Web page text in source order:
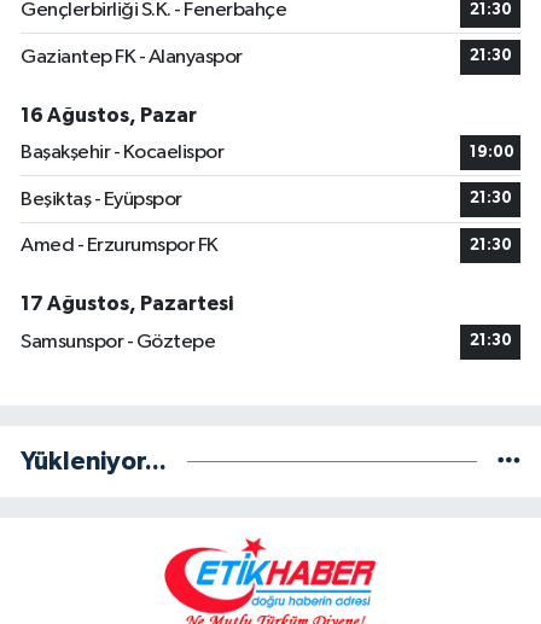
Gençlerbirliği S.K. - Fenerbahçe 21:30
Gaziantep FK - Alanyaspor 21:30
16 Ağustos, Pazar
Başakşehir - Kocaelispor
19:00
Beşiktaş - Eyüpspor 21:30
Amed - Erzurumspor FK 21:30
17 Ağustos, Pazartesi
Samsunspor - Göztepe
21:30
Yükleniyor...